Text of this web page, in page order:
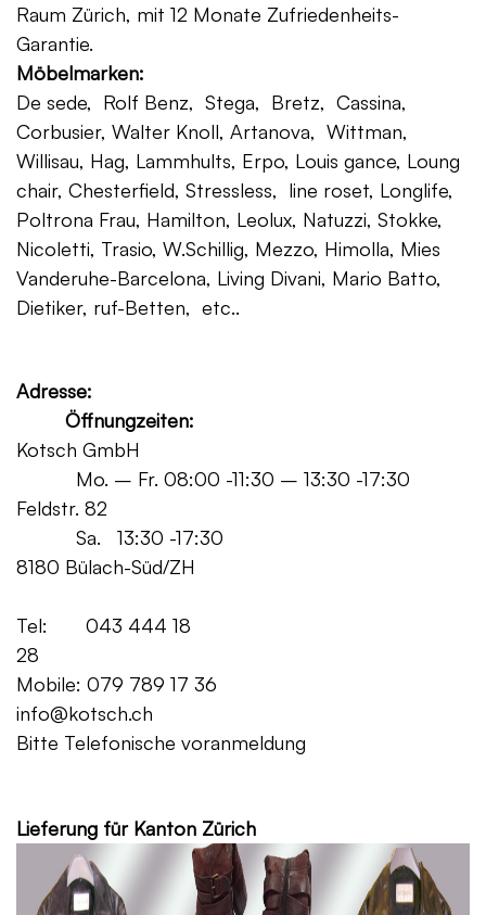
Raum Zürich, mit 12 Monate Zufriedenheits-
Garantie.
Möbelmarken:
De sede, Rolf Benz, Stega, Bretz, Cassina,
Corbusier, Walter Knoll, Artanova, Wittman,
Willisau, Hag, Lammhults, Erpo, Louis gance, Loung
chair, Chesterfield, Stressless, line roset, Longlife,
Poltrona Frau, Hamilton, Leolux, Natuzzi, Stokke,
Nicoletti, Trasio, W.Schillig, Mezzo, Himolla, Mies
Vanderuhe-Barcelona, Living Divani, Mario Batto,
Dietiker, ruf-Betten, etc..
Adresse:
Öffnungzeiten:
Kotsch GmbH
Mo. – Fr. 08:00 -11:30 – 13:30 -17:30
Feldstr. 82
Sa. 13:30 -17:30
8180 Bülach-Süd/ZH
Tel: 043 444 18
28
Mobile: 079 789 17 36
info@kotsch.ch
Bitte Telefonische voranmeldung
Lieferung für Kanton Zürich